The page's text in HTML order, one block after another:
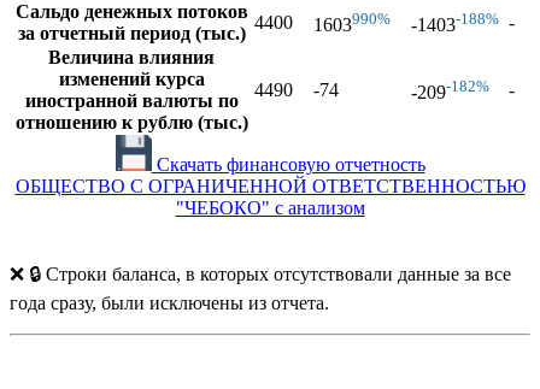
Сальдо денежных потоков
за отчетный период (тыс.)
4400 1603990% -1403-188% -
Величина влияния
изменений курса
иностранной валюты по
отношению к рублю (тыс.)
4490 -74 -209-182% -
Скачать финансовую отчетность
ОБЩЕСТВО С ОГРАНИЧЕННОЙ ОТВЕТСТВЕННОСТЬЮ
"ЧЕБОКО" с анализом
❌ 🔒 Строки баланса, в которых отсутствовали данные за все
года сразу, были исключены из отчета.